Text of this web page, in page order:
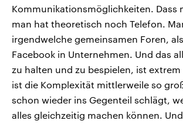
Kommunikationsmöglichkeiten. Dass
man hat theoretisch noch Telefon.
irgendwelche gemeinsamen Foren,
Facebook in Unternehmen. Und das
zu halten und zu bespielen, ist extrem
ist die Komplexität mittlerweile so
schon wieder ins Gegenteil schlägt,
alles gleichzeitig machen können.